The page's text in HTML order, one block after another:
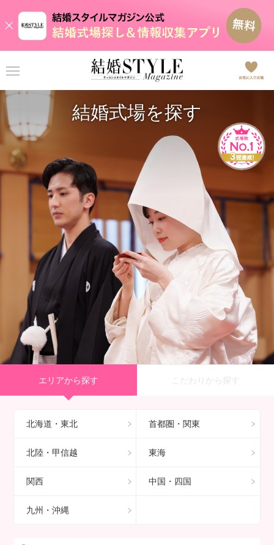
結婚式場を探す
エリアから探す こだわりから探す
北海道・東北 首都圏・関東
北陸・甲信越 東海
関西 中国・四国
九州・沖縄